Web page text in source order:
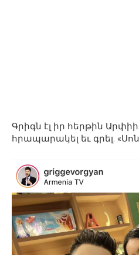
Գրիգն էլ իր հերթին
հրապարակել եւ գրել.